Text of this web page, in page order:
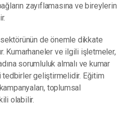
zayıflamasına ve bireylerin
de önemle dikkate
Kumarhaneler ve ilgili işletmeler,
sorumluluk almalı ve kumar
tedbirler geliştirmelidir. Eğitim
toplumsal
olabilir.